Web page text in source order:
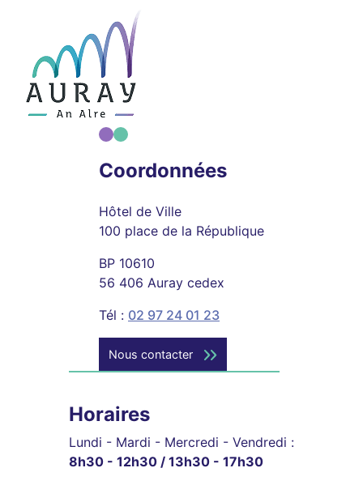
Coordonnées
Hôtel de Ville
100 place de la République
BP 10610
56 406 Auray cedex
Tél : 02 97 24 01 23
Nous contacter
Horaires
Lundi - Mardi - Mercredi - Vendredi :
8h30 - 12h30 / 13h30 - 17h30